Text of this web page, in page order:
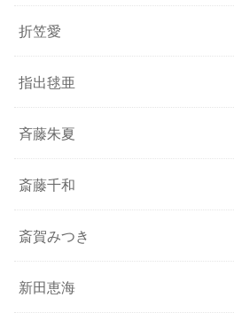
折笠愛
指出毬亜
斉藤朱夏
斎藤千和
斎賀みつき
新田恵海